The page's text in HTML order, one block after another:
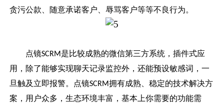
贪污公款、随意承诺客户、辱骂客户等等不良行为。
点镜SCRM是比较成熟的微信第三方系统，插件式应
用，除了能够实现聊天记录监控外，还能预设敏感词，一
旦触及立即报警。点镜SCRM拥有成熟、稳定的技术解决方
案，用户众多，生态环境丰富，基本上你需要的功能需